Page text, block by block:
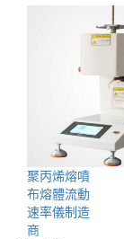
聚丙烯熔噴
布熔體流動
速率儀制造
商